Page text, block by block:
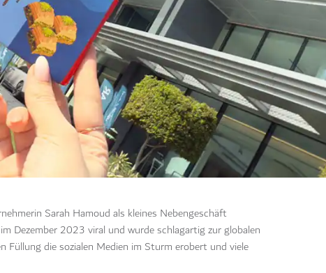
Sarah Hamoud als kleines Nebengeschäft
Dezember 2023 viral und wurde schlagartig zur globalen
Füllung die sozialen Medien im Sturm erobert und viele